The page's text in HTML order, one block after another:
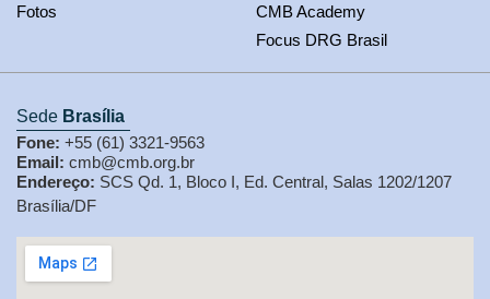
Fotos
CMB Academy
Focus DRG Brasil
Sede Brasília
Fone: +55 (61) 3321-9563
Email: cmb@cmb.org.br
Endereço: SCS Qd. 1, Bloco I, Ed. Central, Salas 1202/1207
Brasília/DF